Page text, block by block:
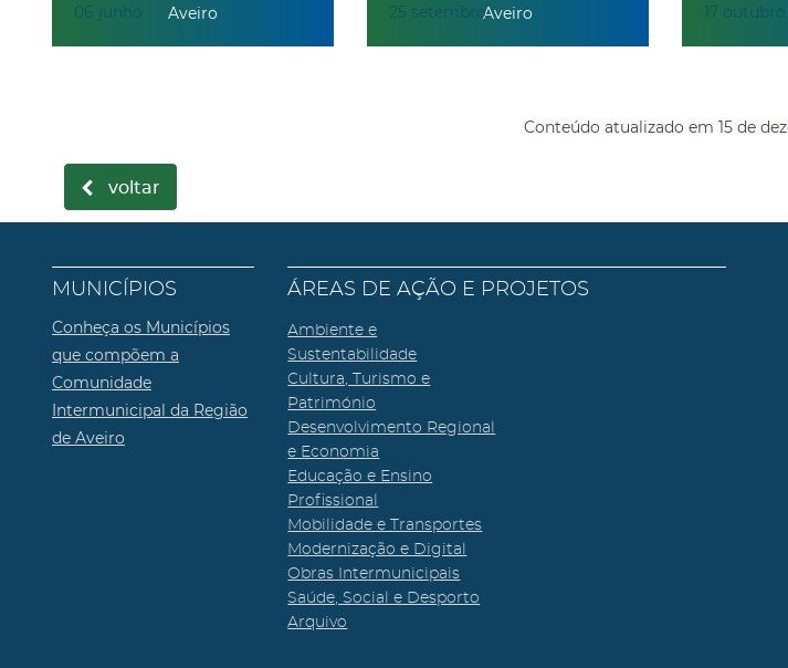
06 junho Aveiro 25 setembroAveiro 17 outubro
Conteúdo atualizado em 15 de
voltar
MUNICÍPIOS
Conheça os Municípios
que compõem a
Comunidade
Intermunicipal da Região
de Aveiro
ÁREAS DE AÇÃO E PROJETOS
Ambiente e
Sustentabilidade
Cultura, Turismo e
Património
Desenvolvimento Regional
e Economia
Educação e Ensino
Profissional
Mobilidade e Transportes
Modernização e Digital
Obras Intermunicipais
Saúde, Social e Desporto
Arquivo